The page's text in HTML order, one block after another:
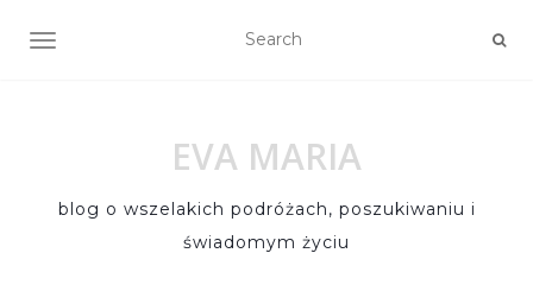
TOGGLE NAVIGATION
EVA MARIA
blog o wszelakich podróżach, poszukiwaniu i
świadomym życiu